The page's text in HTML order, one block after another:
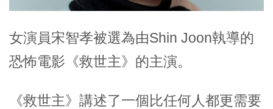
女演員宋智孝被選為由Shin Joon執導的
恐怖電影《救世主》的主演。
《救世主》講述了一個比任何人都更需要